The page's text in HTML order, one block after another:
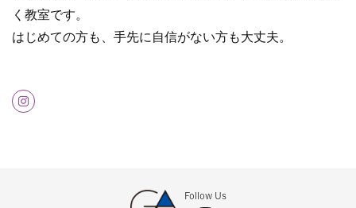
く教室です。
はじめての方も、手先に自信がない方も大丈夫。
Follow Us